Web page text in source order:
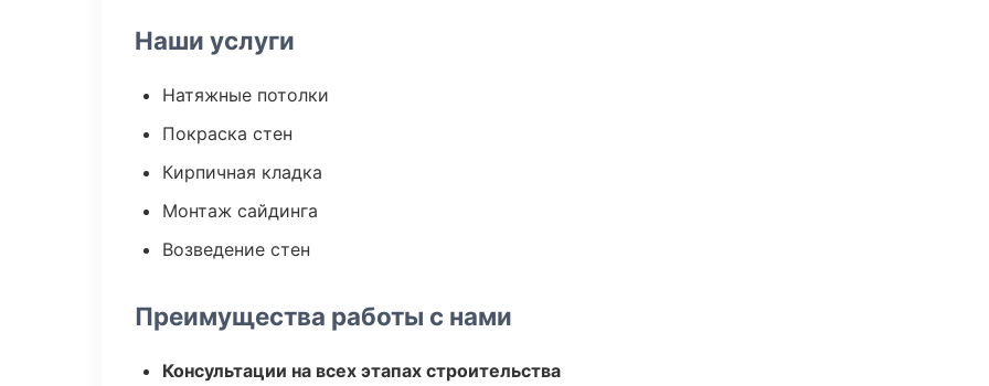
Наши услуги
Натяжные потолки
Покраска стен
Кирпичная кладка
Монтаж сайдинга
Возведение стен
Преимущества работы с нами
Консультации на всех этапах строительства